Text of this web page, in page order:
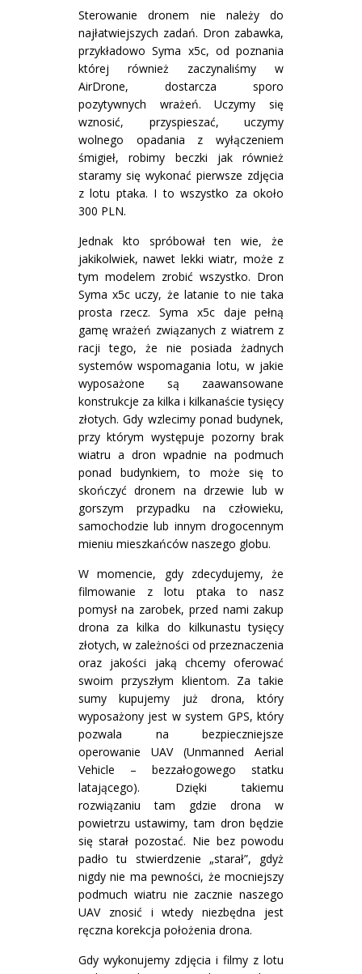
Sterowanie dronem nie należy do
najłatwiejszych zadań. Dron zabawka,
przykładowo Syma x5c, od poznania
której również zaczynaliśmy w
AirDrone, dostarcza sporo
pozytywnych wrażeń. Uczymy się
wznosić, przyspieszać, uczymy
wolnego opadania z wyłączeniem
śmigieł, robimy beczki jak również
staramy się wykonać pierwsze zdjęcia
z lotu ptaka. I to wszystko za około
300 PLN.
Jednak kto spróbował ten wie, że
jakikolwiek, nawet lekki wiatr, może z
tym modelem zrobić wszystko. Dron
Syma x5c uczy, że latanie to nie taka
prosta rzecz. Syma x5c daje pełną
gamę wrażeń związanych z wiatrem z
racji tego, że nie posiada żadnych
systemów wspomagania lotu, w jakie
wyposażone są zaawansowane
konstrukcje za kilka i kilkanaście tysięcy
złotych. Gdy wzlecimy ponad budynek,
przy którym występuje pozorny brak
wiatru a dron wpadnie na podmuch
ponad budynkiem, to może się to
skończyć dronem na drzewie lub w
gorszym przypadku na człowieku,
samochodzie lub innym drogocennym
mieniu mieszkańców naszego globu.
W momencie, gdy zdecydujemy, że
filmowanie z lotu ptaka to nasz
pomysł na zarobek, przed nami zakup
drona za kilka do kilkunastu tysięcy
złotych, w zależności od przeznaczenia
oraz jakości jaką chcemy oferować
swoim przyszłym klientom. Za takie
sumy kupujemy już drona, który
wyposażony jest w system GPS, który
pozwala na bezpieczniejsze
operowanie UAV (Unmanned Aerial
Vehicle – bezzałogowego statku
latającego). Dzięki takiemu
rozwiązaniu tam gdzie drona w
powietrzu ustawimy, tam dron będzie
się starał pozostać. Nie bez powodu
padło tu stwierdzenie „starał”, gdyż
nigdy nie ma pewności, że mocniejszy
podmuch wiatru nie zacznie naszego
UAV znosić i wtedy niezbędna jest
ręczna korekcja położenia drona.
Gdy wykonujemy zdjęcia i filmy z lotu